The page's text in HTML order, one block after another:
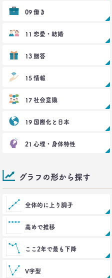
09 働き
11 恋愛・結婚
13 贈答
15 情報
17 社会意識
19 国際化と日本
21 心理・身体特性
グラフの形から探す
全体的に上り調子
高めで推移
ここ2年で最も下降
V字型